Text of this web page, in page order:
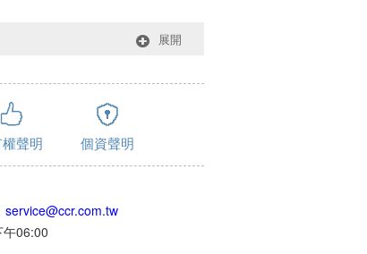
展開
聲明 個資聲明
service@ccr.com.tw
06:00